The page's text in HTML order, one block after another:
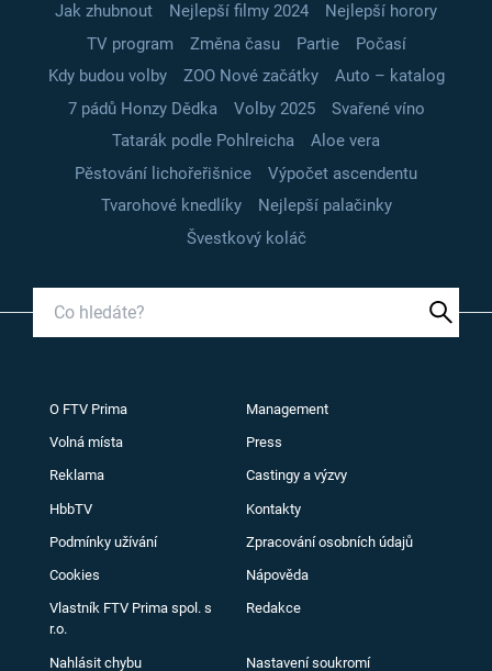
Jak zhubnout Nejlepší filmy 2024
Nejlepší horory
TV program
Změna času Partie
Počasí
Kdy budou volby
ZOO Nové začátky
Auto – katalog
7 pádů Honzy Dědka
Volby 2025
Svařené víno
Tatarák podle Pohlreicha
Aloe vera
Pěstování lichořeřišnice
Výpočet ascendentu
Tvarohové knedlíky
Nejlepší palačinky
Švestkový koláč
O FTV Prima Management
Volná místa Press
Reklama Castingy a výzvy
HbbTV Kontakty
Podmínky užívání Zpracování osobních údajů
Cookies Nápověda
Vlastník FTV Prima spol. s
r.o.
Redakce
Nahlásit chybu Nastavení soukromí